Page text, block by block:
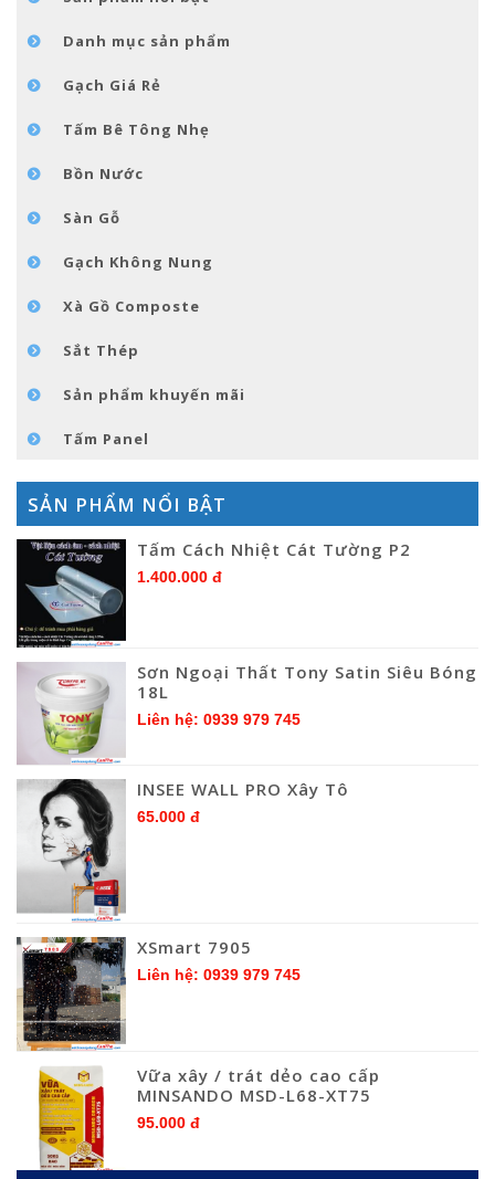
LIÊN HỆDanh mục sản phẩm
Gạch Giá Rẻ
Tấm Bê Tông Nhẹ
Bồn Nước
Sàn Gỗ
Gạch Không Nung
Xà Gồ Composte
Sắt Thép
Sản phẩm khuyến mãi
Tấm Panel
SẢN PHẨM NỔI BẬT
Tấm Cách Nhiệt Cát Tường P2
1.400.000 đ
Sơn Ngoại Thất Tony Satin Siêu Bóng
18L
Liên hệ: 0939 979 745
INSEE WALL PRO Xây Tô
65.000 đ
XSmart 7905
Liên hệ: 0939 979 745
Vữa xây / trát dẻo cao cấp
MINSANDO MSD-L68-XT75
95.000 đ